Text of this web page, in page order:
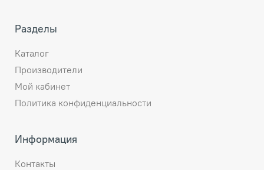
Разделы
Каталог
Производители
Мой кабинет
Политика конфиденциальности
Информация
Контакты